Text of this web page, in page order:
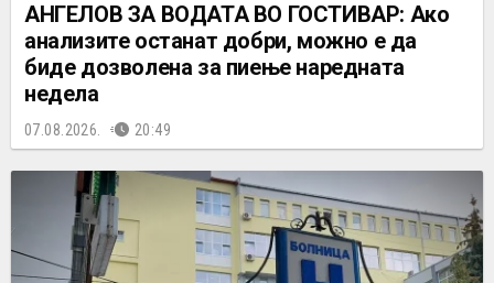
АНГЕЛОВ ЗА ВОДАТА ВО ГОСТИВАР: Ако
анализите останат добри, можно е да
биде дозволена за пиење наредната
недела
07.08.2026. 20:49